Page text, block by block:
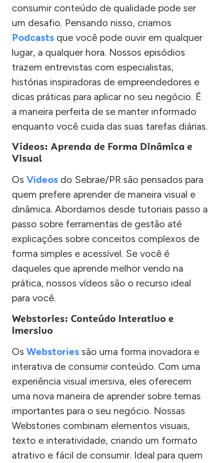
consumir conteúdo de qualidade pode ser
um desafio. Pensando nisso, criamos
Podcasts que você pode ouvir em qualquer
lugar, a qualquer hora. Nossos episódios
trazem entrevistas com especialistas,
histórias inspiradoras de empreendedores e
dicas práticas para aplicar no seu negócio. É
a maneira perfeita de se manter informado
enquanto você cuida das suas tarefas diárias.
Vídeos: Aprenda de Forma Dinâmica e
Visual
Os Vídeos do Sebrae/PR são pensados para
quem prefere aprender de maneira visual e
dinâmica. Abordamos desde tutoriais passo a
passo sobre ferramentas de gestão até
explicações sobre conceitos complexos de
forma simples e acessível. Se você é
daqueles que aprende melhor vendo na
prática, nossos vídeos são o recurso ideal
para você.
Webstories: Conteúdo Interativo e
Imersivo
Os Webstories são uma forma inovadora e
interativa de consumir conteúdo. Com uma
experiência visual imersiva, eles oferecem
uma nova maneira de aprender sobre temas
importantes para o seu negócio. Nossas
Webstories combinam elementos visuais,
texto e interatividade, criando um formato
atrativo e fácil de consumir. Ideal para quem